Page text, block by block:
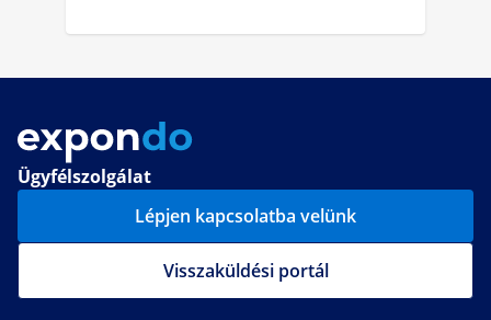
Ügyfélszolgálat
Lépjen kapcsolatba velünk
Visszaküldési portál